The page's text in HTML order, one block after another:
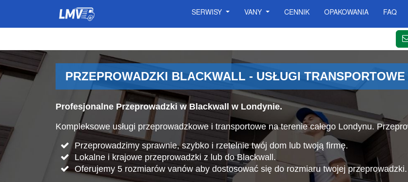
SERWISY VANY CENNIK OPAKOWANIA FAQ
PRZEPROWADZKI BLACKWALL - USŁUGI
Profesjonalne Przeprowadzki w Blackwall w Londynie.
Kompleksowe usługi przeprowadzkowe i transportowe na terenie całego Londynu.
Przeprowadzimy sprawnie, szybko i rzetelnie twój dom lub twoją firmę.
Lokalne i krajowe przeprowadzki z lub do Blackwall.
Oferujemy 5 rozmiarów vanów aby dostosować się do rozmiaru twojej przeprowadzki.